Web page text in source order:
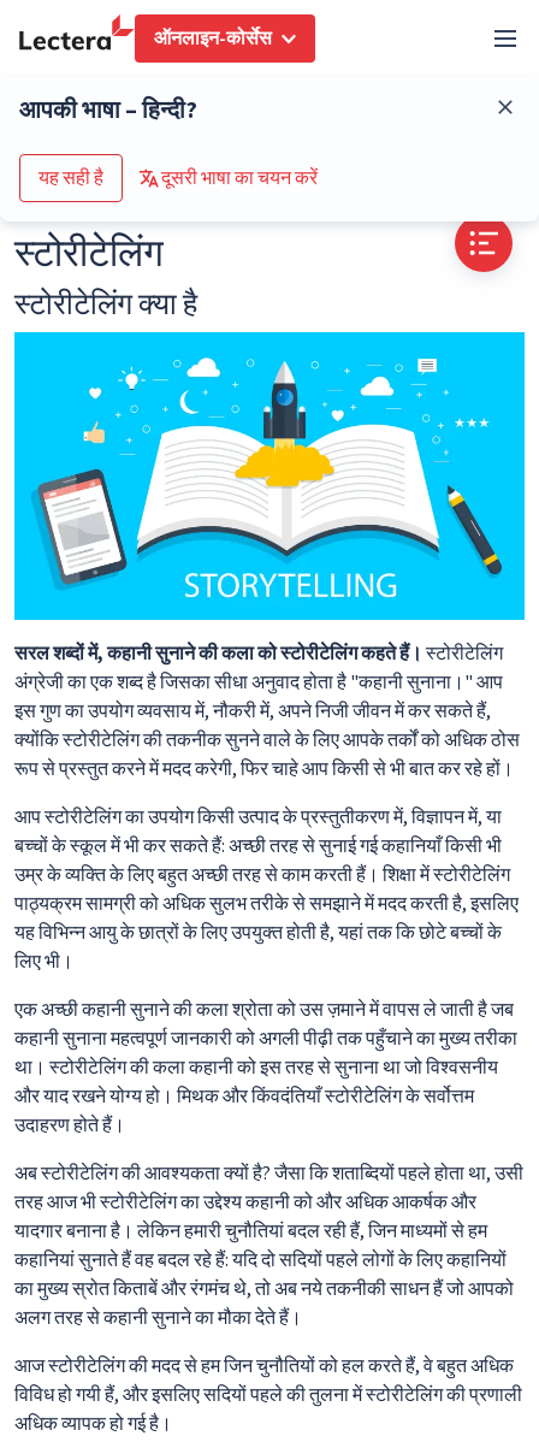
ऑनलाइन-कोर्सेस
आपकी भाषा – हिन्दी?
यह सही है दूसरी भाषा का चयन करें
शब्दकोष स्टोरीटेलिंग
कोर्स के कैटलॉग पर जाएं
स्टोरीटेलिंग
स्टोरीटेलिंग क्या है
सरल शब्दों में, कहानी सुनाने की कला को स्टोरीटेलिंग कहते हैं। स्टोरीटेलिंग
अंग्रेजी का एक शब्द है जिसका सीधा अनुवाद होता है "कहानी सुनाना।" आप
इस गुण का उपयोग व्यवसाय में, नौकरी में, अपने निजी जीवन में कर सकते हैं,
क्योंकि स्टोरीटेलिंग की तकनीक सुनने वाले के लिए आपके तर्कों को अधिक ठोस
रूप से प्रस्तुत करने में मदद करेगी, फिर चाहे आप किसी से भी बात कर रहे हों।
आप स्टोरीटेलिंग का उपयोग किसी उत्पाद के प्रस्तुतीकरण में, विज्ञापन में, या
बच्चों के स्कूल में भी कर सकते हैं: अच्छी तरह से सुनाई गई कहानियाँ किसी भी
उम्र के व्यक्ति के लिए बहुत अच्छी तरह से काम करती हैं। शिक्षा में स्टोरीटेलिंग
पाठ्यक्रम सामग्री को अधिक सुलभ तरीके से समझाने में मदद करती है, इसलिए
यह विभिन्न आयु के छात्रों के लिए उपयुक्त होती है, यहां तक कि छोटे बच्चों के
लिए भी।
एक अच्छी कहानी सुनाने की कला श्रोता को उस ज़माने में वापस ले जाती है जब
कहानी सुनाना महत्वपूर्ण जानकारी को अगली पीढ़ी तक पहुँचाने का मुख्य तरीका
था। स्टोरीटेलिंग की कला कहानी को इस तरह से सुनाना था जो विश्वसनीय
और याद रखने योग्य हो। मिथक और किंवदंतियाँ स्टोरीटेलिंग के सर्वोत्तम
उदाहरण होते हैं।
अब स्टोरीटेलिंग की आवश्यकता क्यों है? जैसा कि शताब्दियों पहले होता था, उसी
तरह आज भी स्टोरीटेलिंग का उद्देश्य कहानी को और अधिक आकर्षक और
यादगार बनाना है। लेकिन हमारी चुनौतियां बदल रही हैं, जिन माध्यमों से हम
कहानियां सुनाते हैं वह बदल रहे हैं: यदि दो सदियों पहले लोगों के लिए कहानियों
का मुख्य स्रोत किताबें और रंगमंच थे, तो अब नये तकनीकी साधन हैं जो आपको
अलग तरह से कहानी सुनाने का मौका देते हैं।
आज स्टोरीटेलिंग की मदद से हम जिन चुनौतियों को हल करते हैं, वे बहुत अधिक
विविध हो गयी हैं, और इसलिए सदियों पहले की तुलना में स्टोरीटेलिंग की प्रणाली
अधिक व्यापक हो गई है।